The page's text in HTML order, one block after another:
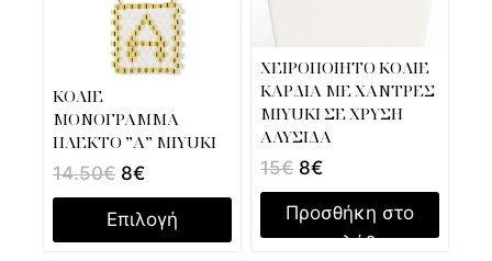
ΚΟΛΙΕ
ΜΟΝΟΓΡΑΜΜΑ
ΠΛΕΚΤΟ ”Α” MIYUKI
14.50€ 8€
Επιλογή
ΧΕΙΡΟΠΟΙΗΤΟ ΚΟΛΙΕ
ΚΑΡΔΙΑ ΜΕ ΧΑΝΤΡΕΣ
MIYUKI ΣΕ ΧΡΥΣΗ
ΑΛΥΣΙΔΑ
15€ 8€
Προσθήκη στο
καλάθι